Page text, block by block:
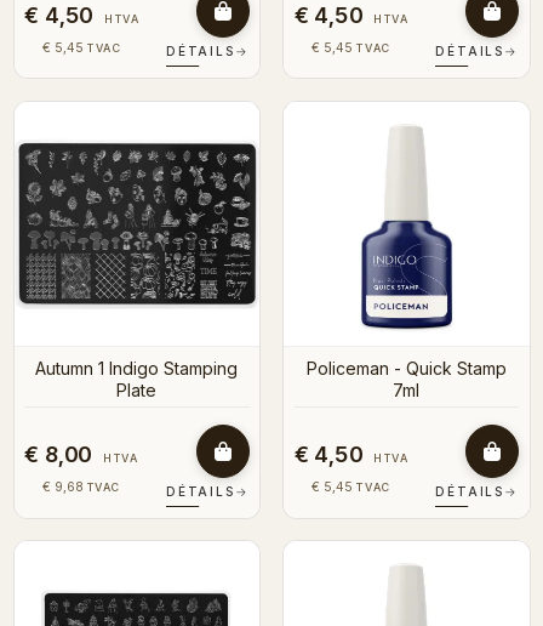
€ 4,50 HTVA
€ 5,45 TVAC DÉTAILS →
€ 4,50 HTVA
€ 5,45 TVAC DÉTAILS →
Autumn 1 Indigo Stamping
Plate
€ 8,00 HTVA
€ 9,68 TVAC DÉTAILS →
Policeman - Quick Stamp
7ml
€ 4,50 HTVA
€ 5,45 TVAC DÉTAILS →